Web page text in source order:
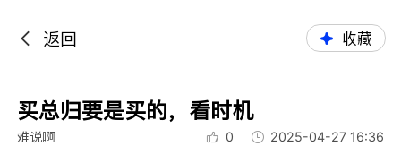
返回 收藏
买总归要是买的，看时机
难说啊 0 2025-04-27 16:36